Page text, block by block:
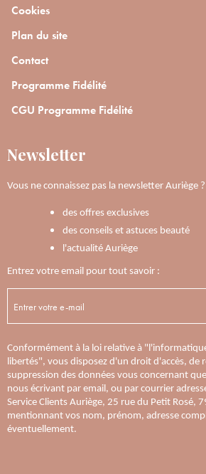
Cookies
Plan du site
Contact
Programme Fidélité
CGU Programme Fidélité
Newsletter
Vous ne connaissez pas la newsletter Auriège ?
des offres exclusives
des conseils et astuces beauté
l'actualité Auriège
Entrez votre email pour tout savoir :
Conformément à la loi relative à
libertés", vous disposez d'un droit d'accès, de
suppression des données vous concernant
nous écrivant par email, ou par courrier
Service Clients Auriège, 25 rue du Petit Rosé,
mentionnant vos nom, prénom, adresse
éventuellement.